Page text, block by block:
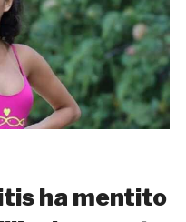
ha mentito